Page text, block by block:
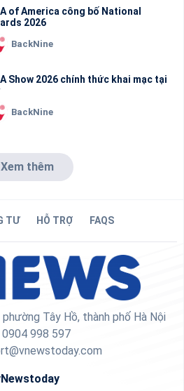
of America công bố National
2026
BackNine
Show 2026 chính thức khai mạc tại
BackNine
Xem thêm
TƯ HỖ TRỢ FAQS
Tây Hồ, thành phố Hà Nội
0904 998 597